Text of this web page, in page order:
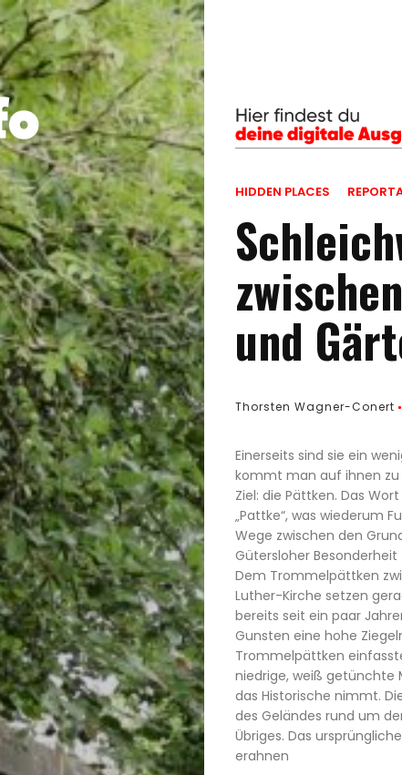
HIDDEN PLACES
und
Thorsten Wagner-Conert
Einerseits sind sie ein
kommt man auf ihnen zu
Ziel: die Pättken. Das
„Pattke“, was wiederum
Wege zwischen den
Gütersloher
Dem Trommelpättken
Luther-Kirche setzen
bereits seit ein paar
Gunsten eine hohe
Trommelpättken
niedrige, weiß getünchte
das Historische nimmt.
des Geländes rund um
Übriges. Das
erahnen